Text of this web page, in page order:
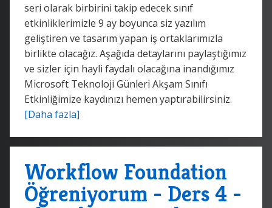
seri olarak birbirini takip edecek sınıf
etkinliklerimizle 9 ay boyunca siz yazılım
geliştiren ve tasarım yapan iş ortaklarımızla
birlikte olacağız. Aşağıda detaylarını paylaştığımız
ve sizler için hayli faydalı olacağına inandığımız
Microsoft Teknoloji Günleri Akşam Sınıfı
Etkinliğimize kaydınızı hemen yaptırabilirsiniz.
[Daha fazla]
Workflow Foundation
Öğreniyorum - Ders 4 -